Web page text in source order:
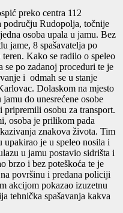
preko centra 112
području Rudopolja, točnije
osoba upala u jamu. Bez
jame, 8 spašavatelja po
Kako se radilo o speleo
po zadanoj proceduri te je
i odmah se u stanje
Dolaskom na mjesto
do unesrećene osobe
osobu za transport.
osoba je prilikom pada
znakova života. Tim
upakirao je u speleo nosila i
u jamu postavio sidrišta i
brzo i bez poteškoća te je
površinu i predana policiji
akcijom pokazao izuzetnu
tehnička spašavanja kakva